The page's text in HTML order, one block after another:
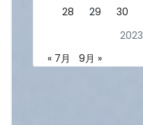
28
29 30
« 7月 9月 »